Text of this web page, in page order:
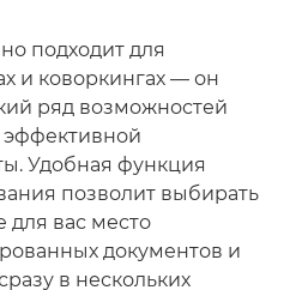
подходит для
и коворкингах — он
ряд возможностей
Удобная функция
позволит выбирать
для вас место
документов и
в нескольких